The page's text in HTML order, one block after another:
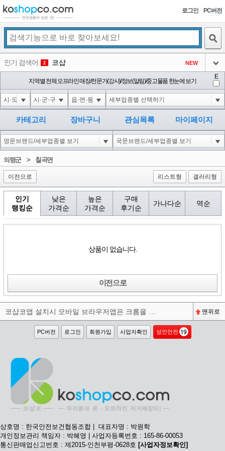
로그인 PC버전
인기 검색어 2 코샵 NEW
3 10'XOR(1*if(now()=sysdate(),sleep(15),0))XOR'Z
아이콘
4 1'||DBMS_PIPE.RECEIVE_MESSAGE(CHR(98)||CHR(98)||CHR(98),15)||'
아이콘
5 1*if(now()=sysdate(),sleep(15),0)
아이콘
2
6 10"XOR(1*if(now()=sysdate(),sleep(15),0))XOR"Z
아이콘
2
1
지역별 전체 오프라인 매장/전문가(강사)/정보(알림)/중고물품 한눈에 보기
E
카테고리 장바구니 관심목록 마이페이지
의령군> 칠곡면
이전으로 리스트형 갤러리형
인기
랭킹순
낮은
가격순
높은
가격순
구매
후기순
가나다순 역순
상품이 없습니다.
이전으로
맨위로
PC버전 로그인 회원가입 사업자확인 성인안전
상호명 : 한국안전보건협동조합 | 대표자명 : 박원학
개인정보관리 책임자 : 박혜영 | 사업자등록번호 : 165-86-00053
통신판매업신고번호 : 제2015-인천부평-0628호 [사업자정보확인]